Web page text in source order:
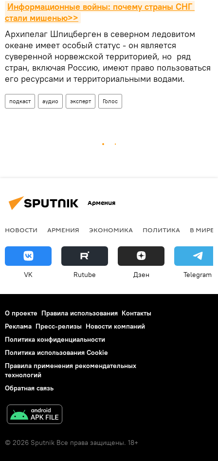
Информационные войны: почему страны СНГ
стали мишенью>>
Архипелаг Шпицберген в северном ледовитом
океане имеет особый статус - он является
суверенной норвежской территорией, но ряд
стран, включая Россию, имеют право пользоваться
его ресурсами и территориальными водами.
подкаст аудио эксперт Голос
Армения
НОВОСТИ АРМЕНИЯ ЭКОНОМИКА ПОЛИТИКА В МИРЕ
VK Rutube Дзен Telegram
О проекте Правила использования Контакты
Реклама Пресс-релизы Новости компаний
Политика конфиденциальности
Политика использования Cookie
Правила применения рекомендательных
технологий
Обратная связь
© 2026 Sputnik Все права защищены. 18+